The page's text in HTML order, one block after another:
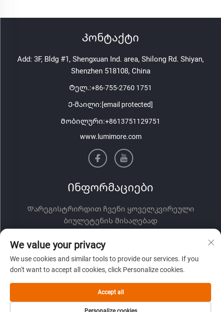
Კონტაქტი
Add: 3F, Bldg #1, Shengxuan Ind. area, Shilong Rd. Shiyan,
Shenzhen 518108, China
Ტელ.:+86-755-2760 1751
Ე-მაილი:[email protected]
Მობილური:+8613751129751
www.lumimore.com
Ინფორმაციები
Დარეგისტრირდით ჩვენი ყოველკვირეული
ბიულეტენის მისაღებად
Გაგზავნა
We value your privacy
We use cookies and similar tools to provide our services. If you
don't want to accept all cookies, click Personalize cookies.
Accept all